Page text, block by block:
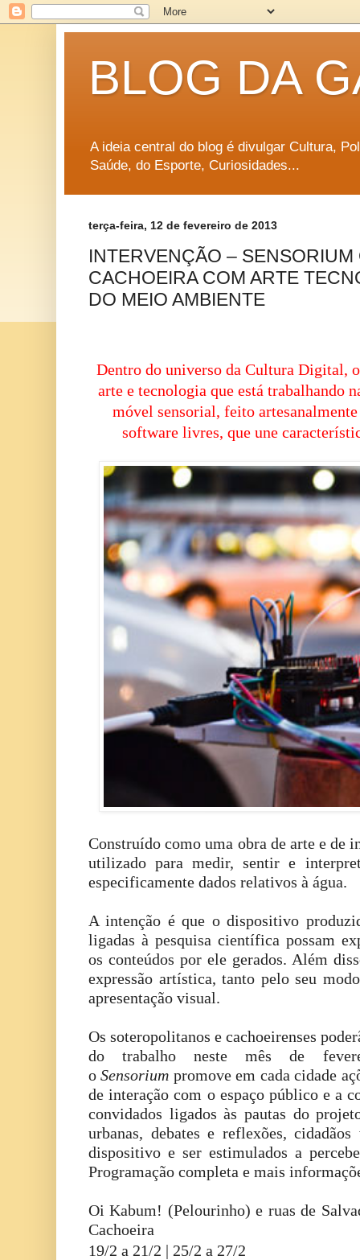
BLOG DA
A ideia central do blog é divulgar Cultura,
Saúde, do Esporte, Curiosidades...
terça-feira, 12 de fevereiro de 2013
INTERVENÇÃO – SENSORIUM
CACHOEIRA COM ARTE
DO MEIO AMBIENTE
Dentro do universo da Cultura Digital,
arte e tecnologia que está trabalhando
móvel sensorial, feito
software livres, que une
Construído como uma obra de arte e de
utilizado para medir, sentir e
especificamente dados relativos à água.
A intenção é que o dispositivo
ligadas à pesquisa científica possam
os conteúdos por ele gerados. Além
expressão artística, tanto pelo seu
apresentação visual.
Os soteropolitanos e cachoeirenses
do trabalho neste mês de
oSensorium promove em cada cidade
de interação com o espaço público e a
convidados ligados às pautas do
urbanas, debates e reflexões,
dispositivo e ser estimulados a
Programação completa e mais
Oi Kabum! (Pelourinho) e ruas de
Cachoeira
19/2 a 21/2 | 25/2 a 27/2